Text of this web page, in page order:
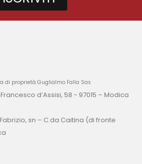
di proprietà Guglialmo Falla Sas
d’Assisi, 58 - 97015 – Modica
sn – C.da Caitina (di fronte